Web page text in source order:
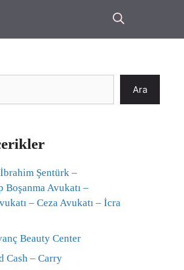
Ara
Şentürk –
Boşanma Avukatı –
– Ceza Avukatı – İcra
Beauty Center
Cash – Carry